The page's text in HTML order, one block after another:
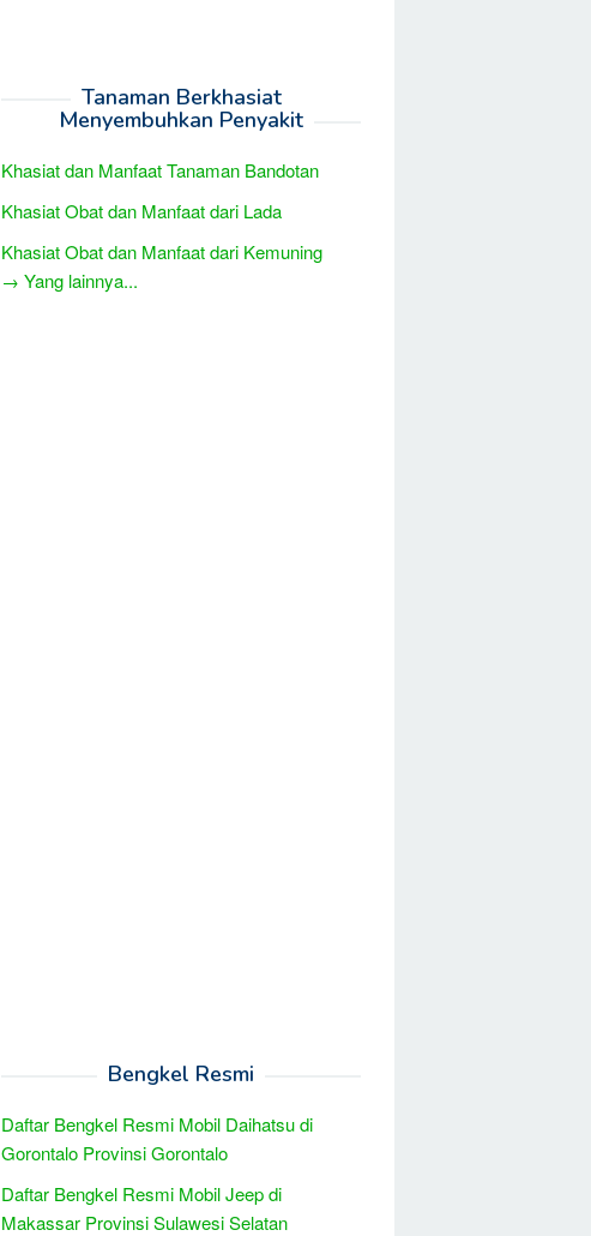
Tanaman Berkhasiat
Menyembuhkan Penyakit
Khasiat dan Manfaat Tanaman Bandotan
Khasiat Obat dan Manfaat dari Lada
Khasiat Obat dan Manfaat dari Kemuning
→ Yang lainnya...
Bengkel Resmi
Daftar Bengkel Resmi Mobil Daihatsu di
Gorontalo Provinsi Gorontalo
Daftar Bengkel Resmi Mobil Jeep di
Makassar Provinsi Sulawesi Selatan